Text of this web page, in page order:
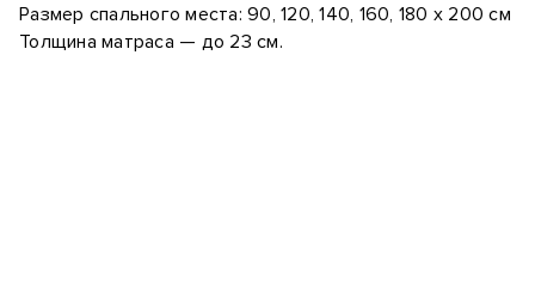
Размер спального места: 90, 120, 140, 160, 180 х 200 см
Толщина матраса — до 23 см.